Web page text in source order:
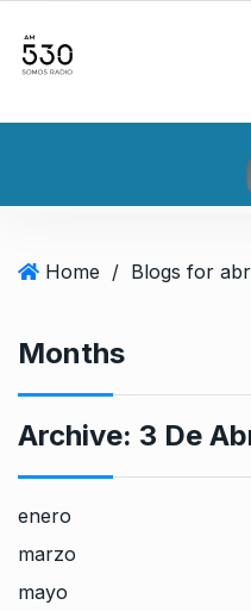
Home / Blogs for
Months
Archive: 3 De
enero
marzo
mayo